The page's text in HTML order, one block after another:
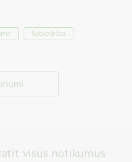
Sabiedrība
visus notikumus